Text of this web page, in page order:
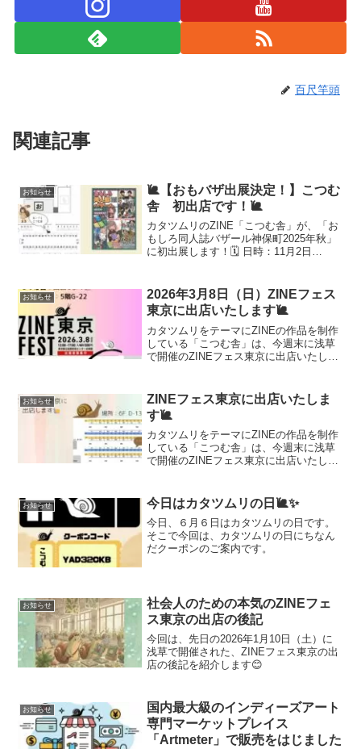
百尺竿頭
関連記事
お知らせ
🐌【おもバザ出展決定！】こつむ
舎 初出店です！🐌
カタツムリのZINE「こつむ舎」が、「お
もしろ同人誌バザール神保町2025年秋」
に初出展します！🗓️ 日時：11月2日
急で参加が決まったため、おもしろ同人
誌...
お知らせ
2026年3月8日（日）ZINEフェス
東京に出店いたします🐌
カタツムリをテーマにZINEの作品を制作
している「こつむ舎」は、今週末に浅草
で開催のZINEフェス東京に出店いたしま
（浅草駅徒歩5分）ぜひ、イベントに遊び
に来てくださいね！
お知らせ
ZINEフェス東京に出店いたしま
す🐌
カタツムリをテーマにZINEの作品を制作
している「こつむ舎」は、今週末に浅草
で開催のZINEフェス東京に出店いたしま
をプレゼントいたします✨
お知らせ 今日はカタツムリの日🐌✨
今日、６月６日はカタツムリの日です。
そこで今回は、カタツムリの日にちなん
だクーポンのご案内です。
お知らせ
社会人のための本気のZINEフェ
ス東京の出店の後記
今回は、先日の2026年1月10日（土）に
浅草で開催された、ZINEフェス東京の出
店の後記を紹介します😊
お知らせ
国内最大級のインディーズアート
専門マーケットプレイス
「Artmeter」で販売をはじました